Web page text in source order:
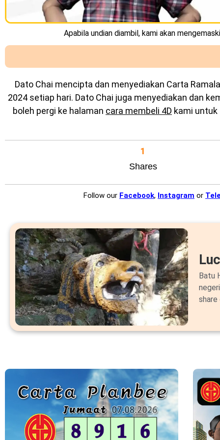
Apabila undian diambil, kami akan
Dato Chai mencipta dan menyediakan Carta
2024 setiap hari. Dato Chai juga menyediakan dan
boleh pergi ke halaman cara membeli 4D kami
Shares
1
Follow our Facebook, Instagram or
Batu
share